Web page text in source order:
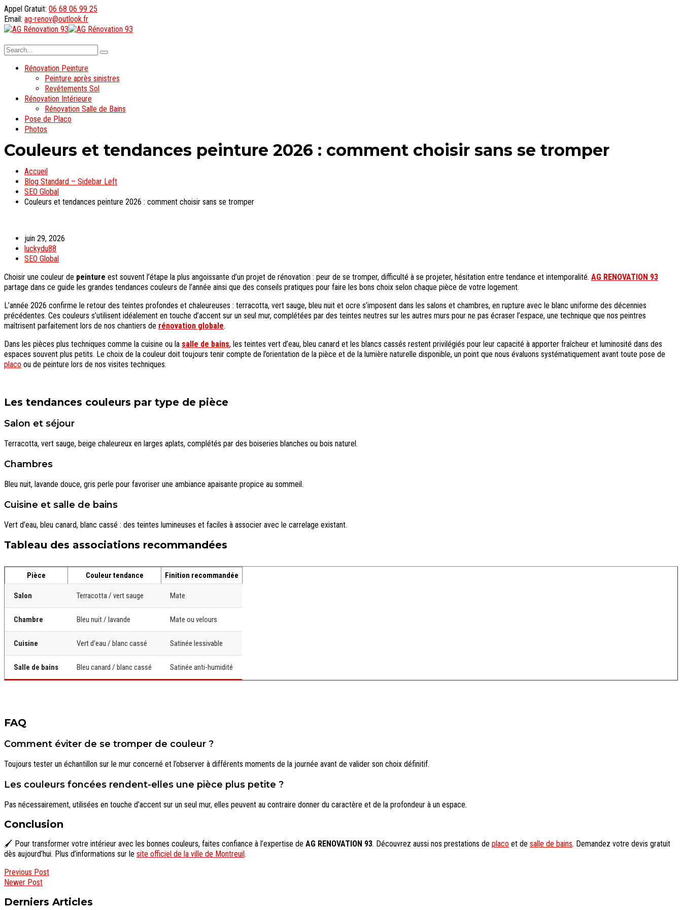
Appel Gratuit: 06 68 06 99 25
Email: ag-renov@outlook.fr
Rénovation Peinture
Peinture après sinistres
Revêtements Sol
Rénovation Intérieure
Rénovation Salle de Bains
Pose de Placo
Photos
Couleurs et tendances peinture 2026 : comment choisir sans se tromper
Accueil
Blog Standard – Sidebar Left
SEO Global
Couleurs et tendances peinture 2026 : comment choisir sans se tromper
juin 29, 2026
luckydu88
SEO Global
Choisir une couleur de peinture est souvent l’étape la plus angoissante d’un projet de rénovation : peur de se tromper, difficulté à se projeter, hésitation entre tendance et intemporalité. AG RENOVATION 93
partage dans ce guide les grandes tendances couleurs de l’année ainsi que des conseils pratiques pour faire les bons choix selon chaque pièce de votre logement.
L’année 2026 confirme le retour des teintes profondes et chaleureuses : terracotta, vert sauge, bleu nuit et ocre s’imposent dans les salons et chambres, en rupture avec le blanc uniforme des décennies
précédentes. Ces couleurs s’utilisent idéalement en touche d’accent sur un seul mur, complétées par des teintes neutres sur les autres murs pour ne pas écraser l’espace, une technique que nos peintres
maîtrisent parfaitement lors de nos chantiers de rénovation globale.
Dans les pièces plus techniques comme la cuisine ou la salle de bains, les teintes vert d’eau, bleu canard et les blancs cassés restent privilégiés pour leur capacité à apporter fraîcheur et luminosité dans des
espaces souvent plus petits. Le choix de la couleur doit toujours tenir compte de l’orientation de la pièce et de la lumière naturelle disponible, un point que nous évaluons systématiquement avant toute pose de
placo ou de peinture lors de nos visites techniques.
Les tendances couleurs par type de pièce
Salon et séjour
Terracotta, vert sauge, beige chaleureux en larges aplats, complétés par des boiseries blanches ou bois naturel.
Chambres
Bleu nuit, lavande douce, gris perle pour favoriser une ambiance apaisante propice au sommeil.
Cuisine et salle de bains
Vert d’eau, bleu canard, blanc cassé : des teintes lumineuses et faciles à associer avec le carrelage existant.
Tableau des associations recommandées
Pièce Couleur tendance Finition recommandée
Salon Terracotta / vert sauge Mate
Chambre Bleu nuit / lavande Mate ou velours
Cuisine Vert d’eau / blanc cassé Satinée lessivable
Salle de bains Bleu canard / blanc cassé Satinée anti-humidité
FAQ
Comment éviter de se tromper de couleur ?
Toujours tester un échantillon sur le mur concerné et l’observer à différents moments de la journée avant de valider son choix définitif.
Les couleurs foncées rendent-elles une pièce plus petite ?
Pas nécessairement, utilisées en touche d’accent sur un seul mur, elles peuvent au contraire donner du caractère et de la profondeur à un espace.
Conclusion
🖌️ Pour transformer votre intérieur avec les bonnes couleurs, faites confiance à l’expertise de AG RENOVATION 93. Découvrez aussi nos prestations de placo et de salle de bains. Demandez votre devis gratuit
dès aujourd’hui. Plus d’informations sur le site officiel de la ville de Montreuil.
Previous Post
Newer Post
Derniers Articles